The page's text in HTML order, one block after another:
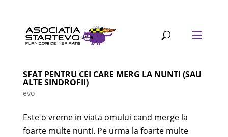
SFAT PENTRU CEI CARE MERG LA NUNTI (SAU
ALTE SINDROFII)
evo
Este o vreme in viata omului cand merge la
foarte multe nunti. Pe urma la foarte multe